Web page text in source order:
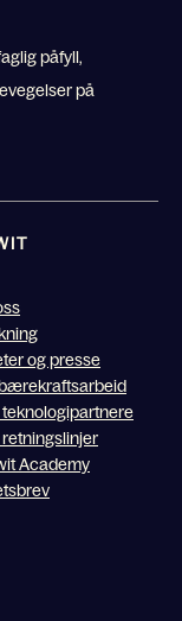
påfyll,
på
og presse
teknologipartnere
retningslinjer
Academy